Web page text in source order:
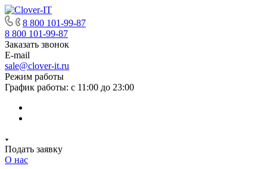
8 800 101-99-87
8 800 101-99-87
Заказать звонок
E-mail
sale@clover-it.ru
Режим работы
График работы: с 11:00 до 23:00
Подать заявку
О нас